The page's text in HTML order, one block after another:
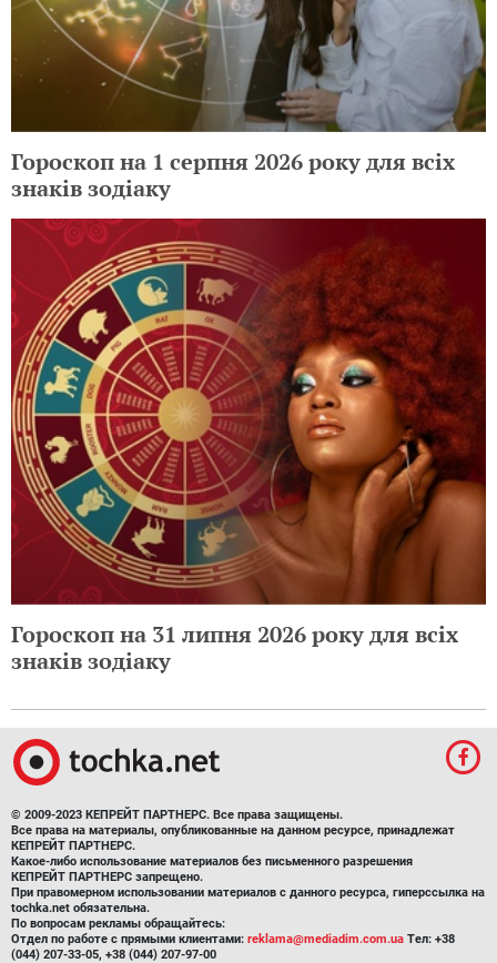
Гороскоп на 1 серпня 2026 року для всіх
знаків зодіаку
Гороскоп на 31 липня 2026 року для всіх
знаків зодіаку
© 2009-2023 КЕПРЕЙТ ПАРТНЕРС. Все права защищены.
Все права на материалы, опубликованные на данном ресурсе, принадлежат
КЕПРЕЙТ ПАРТНЕРС.
Какое-либо использование материалов без письменного разрешения
КЕПРЕЙТ ПАРТНЕРС запрещено.
При правомерном использовании материалов с данного ресурса, гиперссылка на
tochka.net обязательна.
По вопросам рекламы обращайтесь:
Отдел по работе с прямыми клиентами: reklama@mediadim.com.ua Тел: +38
(044) 207-33-05, +38 (044) 207-97-00